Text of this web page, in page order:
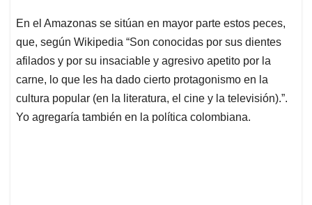
En el Amazonas se sitúan en mayor parte estos peces,
que, según Wikipedia “Son conocidas por sus dientes
afilados y por su insaciable y agresivo apetito por la
carne, lo que les ha dado cierto protagonismo en la
cultura popular (en la literatura, el cine y la televisión).”.
Yo agregaría también en la política colombiana.